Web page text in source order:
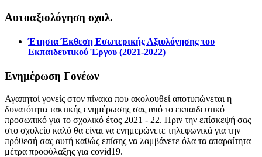
Αυτοαξιολόγηση σχολ.
Έτησια Έκθεση Εσωτερικής Αξιολόγησης του
Εκπαιδευτικού Έργου (2021-2022)
Ενημέρωση Γονέων
Αγαπητοί γονείς στον πίνακα που ακολουθεί αποτυπώνεται η
δυνατότητα τακτικής ενημέρωσης σας από το εκπαιδευτικό
προσωπικό για το σχολικό έτος 2021 - 22. Πριν την επίσκεψή σας
στο σχολείο καλό θα είναι να ενημερώνετε τηλεφωνικά για την
πρόθεσή σας αυτή καθώς επίσης να λαμβάνετε όλα τα απαραίτητα
μέτρα προφύλαξης για covid19.